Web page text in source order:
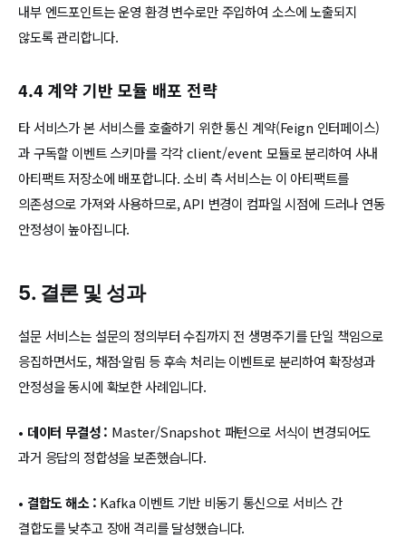
내부 엔드포인트는 운영 환경 변수로만 주입하여 소스에 노출되지
않도록 관리합니다.
4.4 계약 기반 모듈 배포 전략
타 서비스가 본 서비스를 호출하기 위한 통신 계약(Feign 인터페이스)
과 구독할 이벤트 스키마를 각각 client/event 모듈로 분리하여 사내
아티팩트 저장소에 배포합니다. 소비 측 서비스는 이 아티팩트를
의존성으로 가져와 사용하므로, API 변경이 컴파일 시점에 드러나 연동
안정성이 높아집니다.
5. 결론 및 성과
설문 서비스는 설문의 정의부터 수집까지 전 생명주기를 단일 책임으로
응집하면서도, 채점·알림 등 후속 처리는 이벤트로 분리하여 확장성과
안정성을 동시에 확보한 사례입니다.
• 데이터 무결성 : Master/Snapshot 패턴으로 서식이 변경되어도
과거 응답의 정합성을 보존했습니다.
• 결합도 해소 : Kafka 이벤트 기반 비동기 통신으로 서비스 간
결합도를 낮추고 장애 격리를 달성했습니다.